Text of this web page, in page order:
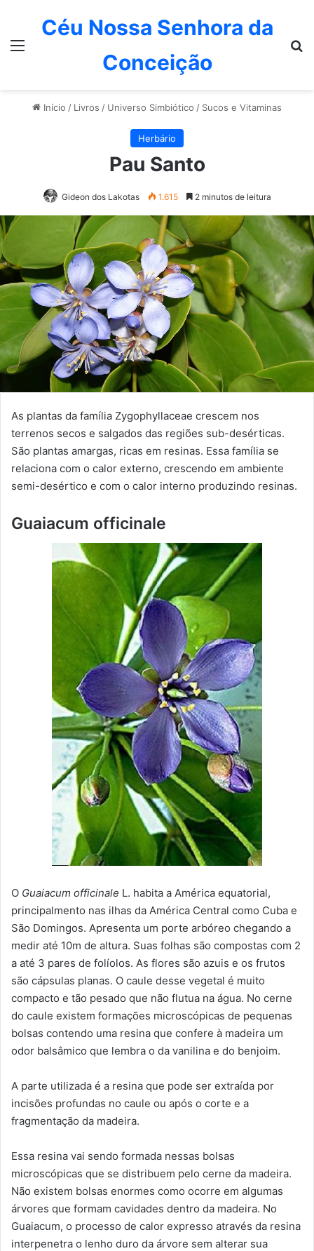
Céu Nossa Senhora da
Conceição
Início / Livros / Universo Simbiótico / Sucos e Vitaminas
Herbário
Pau Santo
Gideon dos Lakotas 1.615 2 minutos de leitura
As plantas da família Zygophyllaceae crescem nos
terrenos secos e salgados das regiões sub-desérticas.
São plantas amargas, ricas em resinas. Essa família se
relaciona com o calor externo, crescendo em ambiente
semi-desértico e com o calor interno produzindo resinas.
Guaiacum officinale
O Guaiacum officinale L. habita a América equatorial,
principalmento nas ilhas da América Central como Cuba e
São Domingos. Apresenta um porte arbóreo chegando a
medir até 10m de altura. Suas folhas são compostas com 2
a até 3 pares de folíolos. As flores são azuis e os frutos
são cápsulas planas. O caule desse vegetal é muito
compacto e tão pesado que não flutua na água. No cerne
do caule existem formações microscópicas de pequenas
bolsas contendo uma resina que confere à madeira um
odor balsâmico que lembra o da vanilina e do benjoim.
A parte utilizada é a resina que pode ser extraída por
incisões profundas no caule ou após o corte e a
fragmentação da madeira.
Essa resina vai sendo formada nessas bolsas
microscópicas que se distribuem pelo cerne da madeira.
Não existem bolsas enormes como ocorre em algumas
árvores que formam cavidades dentro da madeira. No
Guaiacum, o processo de calor expresso através da resina
interpenetra o lenho duro da árvore sem alterar sua